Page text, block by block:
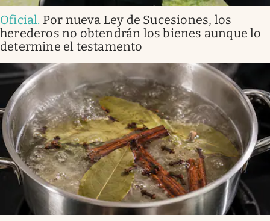
Oficial. Por nueva Ley de Sucesiones, los
herederos no obtendrán los bienes aunque lo
determine el testamento